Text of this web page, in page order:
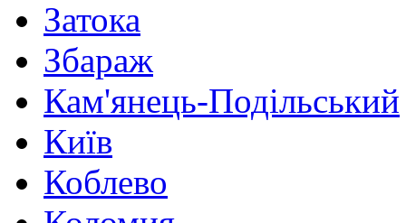
Затока
Збараж
Кам'янець-Подільський
Київ
Коблево